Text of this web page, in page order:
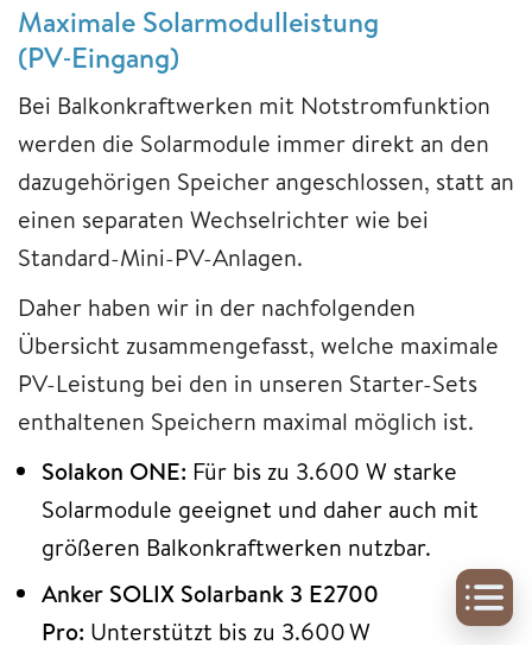
Maximale Solarmodulleistung
(PV‑Eingang)
Bei Balkonkraftwerken mit Notstromfunktion
werden die Solarmodule immer direkt an den
dazugehörigen Speicher angeschlossen, statt an
einen separaten Wechselrichter wie bei
Standard-Mini-PV-Anlagen.
Daher haben wir in der nachfolgenden
Übersicht zusammengefasst, welche maximale
PV-Leistung bei den in unseren Starter-Sets
enthaltenen Speichern maximal möglich ist.
Solakon ONE: Für bis zu 3.600 W starke
Solarmodule geeignet und daher auch mit
größeren Balkonkraftwerken nutzbar.
Anker SOLIX Solarbank 3 E2700
Pro: Unterstützt bis zu 3.600 W